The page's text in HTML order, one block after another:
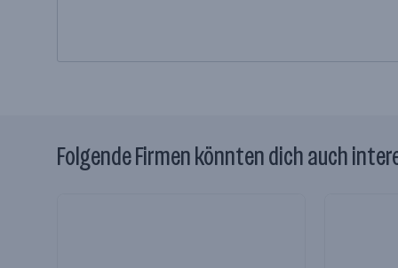
Folgende Firmen könnten dich auch